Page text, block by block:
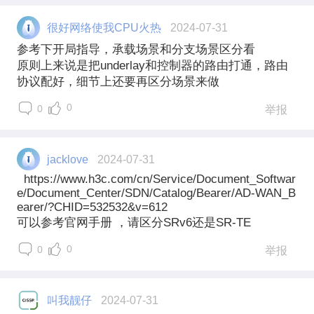
很好网络使我CPU火热 2024-07-31
参考下开局指导，承载场景和分支场景区分看
原则上来说是把underlay和控制器的路由打通，路由
协议配好，细节上还要再区分场景来做
0 0 举报
jacklove 2024-07-31
https://www.h3c.com/cn/Service/Document_Softwar
e/Document_Center/SDN/Catalog/Bearer/AD-WAN_B
earer/?CHID=532532&v=612
可以参考官网手册 ，请区分SRv6还是SR-TE
0 0 举报
叫我靓仔 2024-07-31